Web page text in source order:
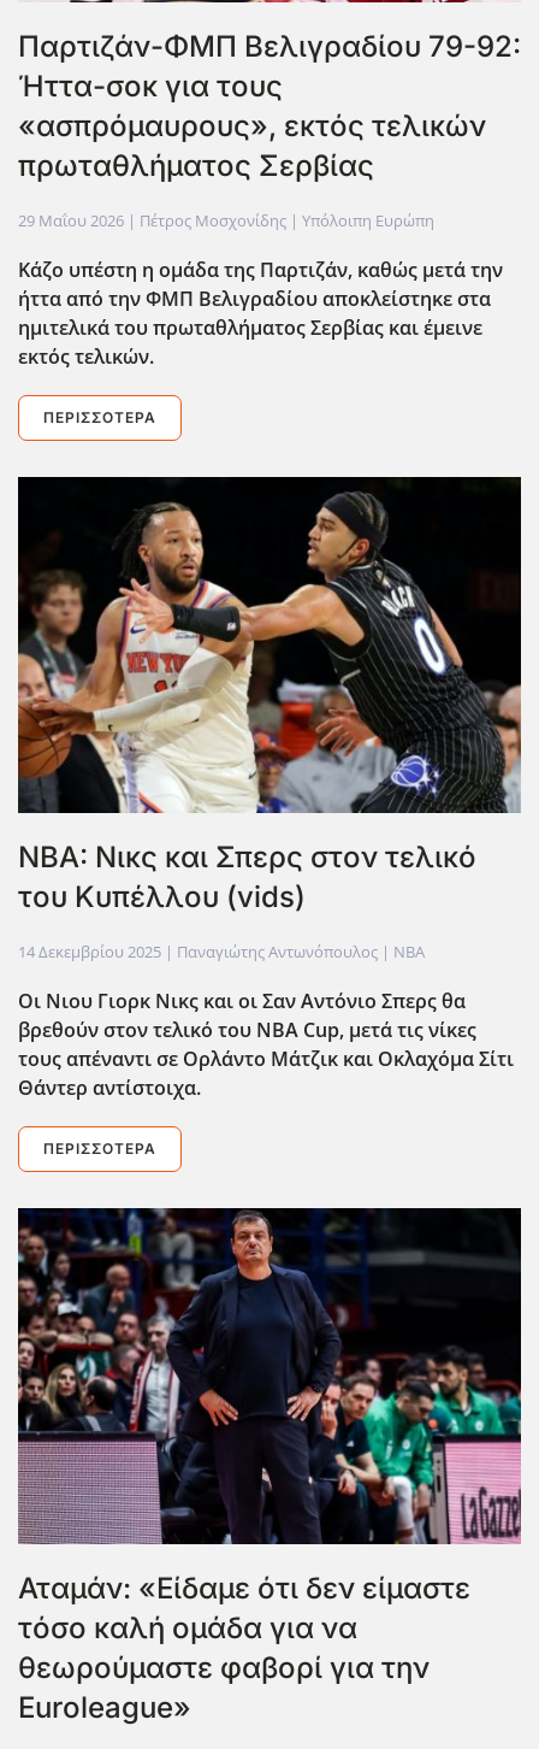
Παρτιζάν-ΦΜΠ Βελιγραδίου 79-92:
Ήττα-σοκ για τους
«ασπρόμαυρους», εκτός τελικών
πρωταθλήματος Σερβίας
29 Μαΐου 2026 | Πέτρος Μοσχονίδης | Υπόλοιπη Ευρώπη
Κάζο υπέστη η ομάδα της Παρτιζάν, καθώς μετά την
ήττα από την ΦΜΠ Βελιγραδίου αποκλείστηκε στα
ημιτελικά του πρωταθλήματος Σερβίας και έμεινε
εκτός τελικών.
ΠΕΡΙΣΣΌΤΕΡΑ
NBA: Νικς και Σπερς στον τελικό
του Κυπέλλου (vids)
14 Δεκεμβρίου 2025 | Παναγιώτης Αντωνόπουλος | NBA
Οι Νιου Γιορκ Νικς και οι Σαν Αντόνιο Σπερς θα
βρεθούν στον τελικό του NBA Cup, μετά τις νίκες
τους απέναντι σε Ορλάντο Μάτζικ και Οκλαχόμα Σίτι
Θάντερ αντίστοιχα.
ΠΕΡΙΣΣΌΤΕΡΑ
Αταμάν: «Είδαμε ότι δεν είμαστε
τόσο καλή ομάδα για να
θεωρούμαστε φαβορί για την
Euroleague»